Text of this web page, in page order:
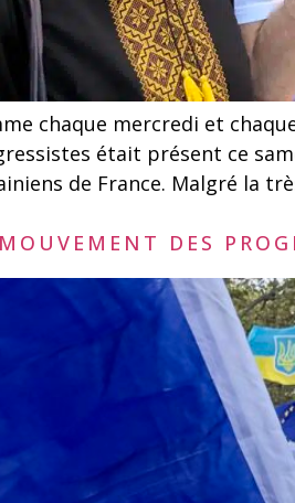
chaque mercredi et
était présent ce
de France. Malgré la
DES